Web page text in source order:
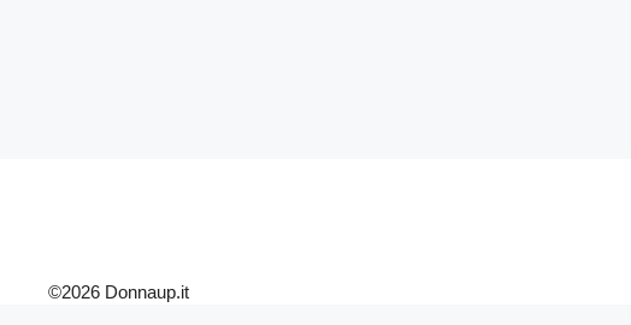
©2026 Donnaup.it